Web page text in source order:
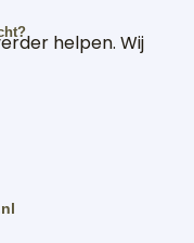
helpen. Wij